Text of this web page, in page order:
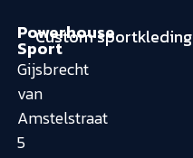
Powerhouse
Sport
Gijsbrecht
van
Amstelstraat
5
Custom sportkleding